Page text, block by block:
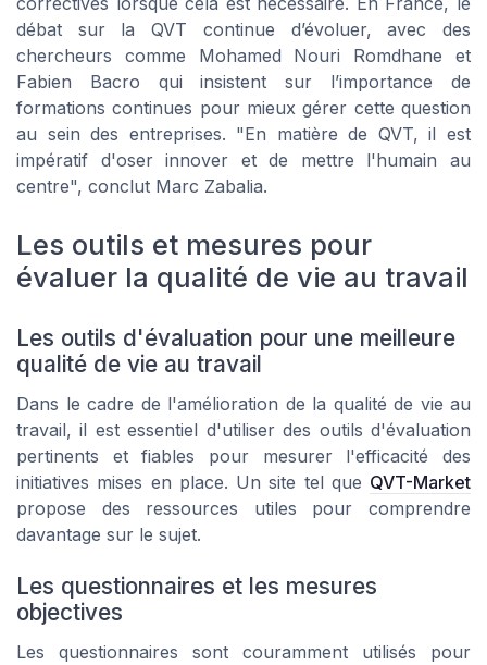
débat sur la QVT continue d’évoluer, avec des
chercheurs comme Mohamed Nouri Romdhane et
Fabien Bacro qui insistent sur l’importance de
formations continues pour mieux gérer cette question
au sein des entreprises. "En matière de QVT, il est
impératif d'oser innover et de mettre l'humain au
centre", conclut Marc Zabalia.
Les outils et mesures pour
évaluer la qualité de vie au travail
Les outils d'évaluation pour une meilleure
qualité de vie au travail
Dans le cadre de l'amélioration de la qualité de vie au
travail, il est essentiel d'utiliser des outils d'évaluation
pertinents et fiables pour mesurer l'efficacité des
initiatives mises en place. Un site tel que QVT-Market
propose des ressources utiles pour comprendre
davantage sur le sujet.
Les questionnaires et les mesures
objectives
Les questionnaires sont couramment utilisés pour